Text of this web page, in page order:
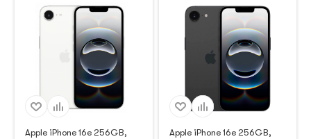
Apple iPhone 16e 256GB,
Apple iPhone 16e 256GB,